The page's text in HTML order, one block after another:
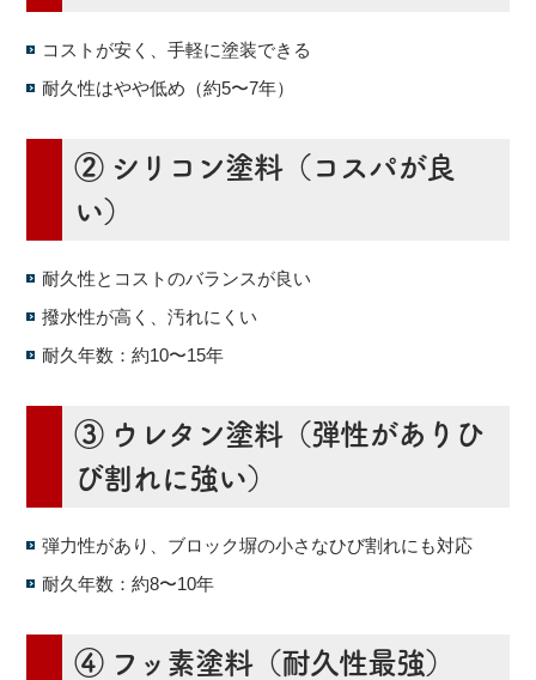
コストが安く、手軽に塗装できる
耐久性はやや低め（約5〜7年）
② シリコン塗料（コスパが良
い）
耐久性とコストのバランスが良い
撥水性が高く、汚れにくい
耐久年数：約10〜15年
③ ウレタン塗料（弾性がありひ
び割れに強い）
弾力性があり、ブロック塀の小さなひび割れにも対応
耐久年数：約8〜10年
④ フッ素塗料（耐久性最強）